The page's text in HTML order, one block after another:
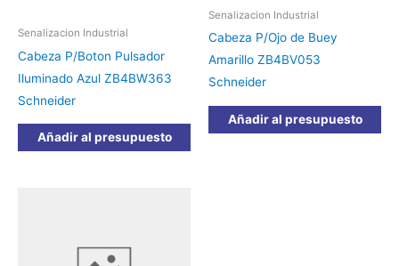
Senalizacion Industrial
Cabeza P/Boton Pulsador
Iluminado Azul ZB4BW363
Schneider
Añadir al presupuesto
Senalizacion Industrial
Cabeza P/Ojo de Buey
Amarillo ZB4BV053
Schneider
Añadir al presupuesto